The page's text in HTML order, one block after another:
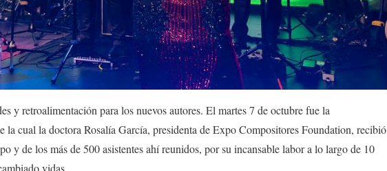
y retroalimentación para los nuevos autores. El martes 7 de octubre fue la
la cual la doctora Rosalía García, presidenta de Expo Compositores Foundation, recibió
y de los más de 500 asistentes ahí reunidos, por su incansable labor a lo largo de 10
vidas.